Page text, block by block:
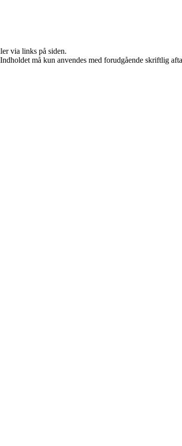
via links på siden.
må kun anvendes med forudgående skriftlig